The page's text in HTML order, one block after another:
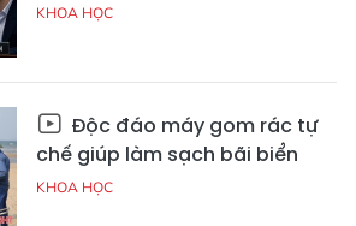
KHOA HỌC
Độc đáo máy gom rác tự
chế giúp làm sạch bãi biển
KHOA HỌC